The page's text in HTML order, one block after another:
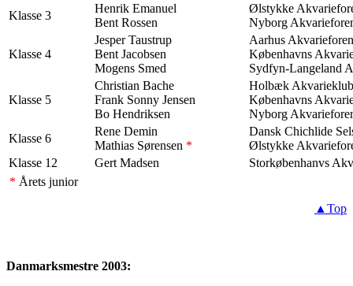
Klasse 3
Henrik Emanuel
Bent Rossen
Ølstykke
Nyborg
Klasse 4
Jesper Taustrup
Bent Jacobsen
Mogens Smed
Aarhus
Københavns
Sydfyn-Langeland
Klasse 5
Christian Bache
Frank Sonny Jensen
Bo Hendriksen
Holbæk Akvarieklub
Københavns
Nyborg
Klasse 6
Rene Demin
Mathias Sørensen *
Dansk Chichlide
Ølstykke
Klasse 12
Gert Madsen
Storkøbenhanvs
* Årets junior
▲Top
Danmarksmestre 2003: